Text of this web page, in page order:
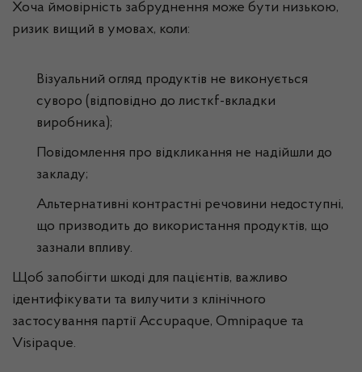
Хоча ймовірність забруднення може бути низькою,
ризик вищий в умовах, коли:
Візуальний огляд продуктів не виконується
суворо (відповідно до листкf-вкладки
виробника);
Повідомлення про відкликання не надійшли до
закладу;
Альтернативні контрастні речовини недоступні,
що призводить до використання продуктів, що
зазнали впливу.
Щоб запобігти шкоді для пацієнтів, важливо
ідентифікувати та вилучити з клінічного
застосування партії Accupaque, Omnipaque та
Visipaque.